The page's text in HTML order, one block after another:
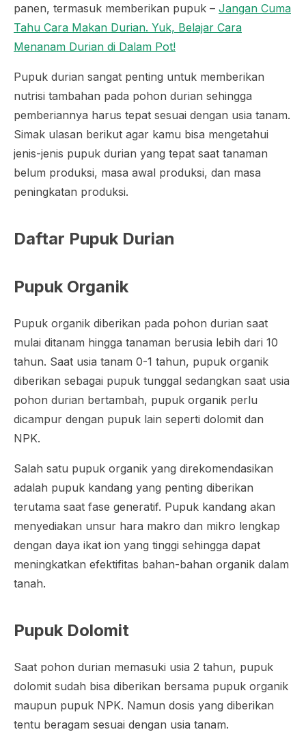
panen, termasuk memberikan pupuk – Jangan Cuma
Tahu Cara Makan Durian. Yuk, Belajar Cara
Menanam Durian di Dalam Pot!
Pupuk durian sangat penting untuk memberikan
nutrisi tambahan pada pohon durian sehingga
pemberiannya harus tepat sesuai dengan usia tanam.
Simak ulasan berikut agar kamu bisa mengetahui
jenis-jenis pupuk durian yang tepat saat tanaman
belum produksi, masa awal produksi, dan masa
peningkatan produksi.
Daftar Pupuk Durian
Pupuk Organik
Pupuk organik diberikan pada pohon durian saat
mulai ditanam hingga tanaman berusia lebih dari 10
tahun. Saat usia tanam 0-1 tahun, pupuk organik
diberikan sebagai pupuk tunggal sedangkan saat usia
pohon durian bertambah, pupuk organik perlu
dicampur dengan pupuk lain seperti dolomit dan
NPK.
Salah satu pupuk organik yang direkomendasikan
adalah pupuk kandang yang penting diberikan
terutama saat fase generatif. Pupuk kandang akan
menyediakan unsur hara makro dan mikro lengkap
dengan daya ikat ion yang tinggi sehingga dapat
meningkatkan efektifitas bahan-bahan organik dalam
tanah.
Pupuk Dolomit
Saat pohon durian memasuki usia 2 tahun, pupuk
dolomit sudah bisa diberikan bersama pupuk organik
maupun pupuk NPK. Namun dosis yang diberikan
tentu beragam sesuai dengan usia tanam.